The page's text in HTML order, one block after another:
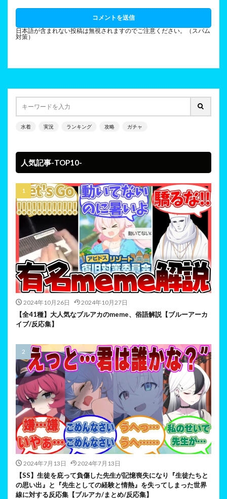
日本語が含まれない投稿は無視されますのでご注意ください。（スパム
対策）
水着 実況 ランキング 攻略 ガチャ
人気記事-TOP10-
2024年10月26日 2024年10月27日
【全41種】大人気なブルアカのmeme、俗語解説【ブルーアーカ
イブ/反応集】
2024年7月13日 2024年7月13日
【SS】生徒を庇って負傷した先生が記憶喪失になり『生徒たちと
の思い出』と『先生としての経験と情熱』を失ってしまった世界
線に対する反応集【ブルアカ/まとめ/反応集】